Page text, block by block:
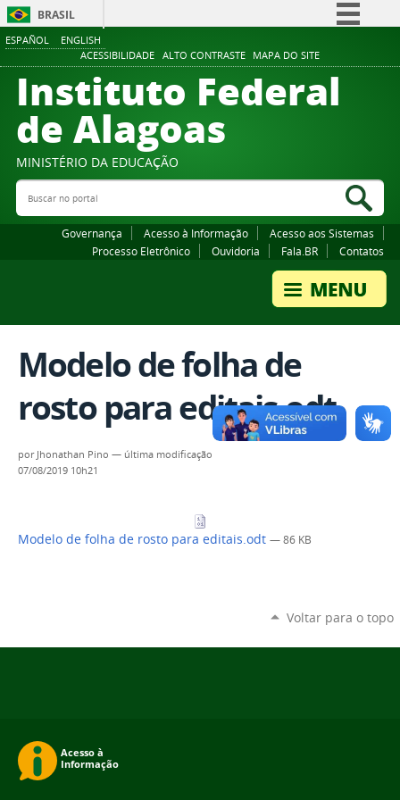
ESPAÑOL ENGLISH
ACESSIBILIDADE ALTO CONTRASTE MAPA DO SITE
BRASIL
Comunica BR
Participe
Canais
Instituto Federal
de Alagoas
MINISTÉRIO DA EDUCAÇÃO
Buscar no portal
Governança Acesso à Informação
Acesso aos Sistemas
Processo Eletrônico
Ouvidoria Fala.BR Contatos
Modelo de folha de
rosto para editais.odt
por Jhonathan Pino — última modificação
07/08/2019 10h21
Modelo de folha de rosto para editais.odt — 86 KB
Voltar para o topo